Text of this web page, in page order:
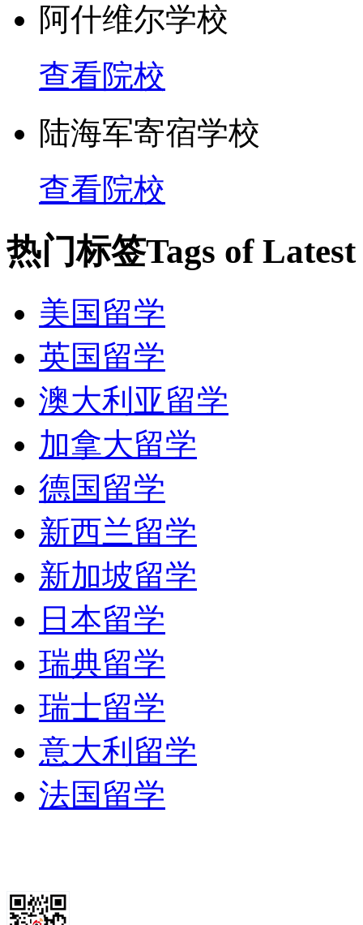
阿什维尔学校
查看院校
陆海军寄宿学校
查看院校
热门标签Tags of Latest
美国留学
英国留学
澳大利亚留学
加拿大留学
德国留学
新西兰留学
新加坡留学
日本留学
瑞典留学
瑞士留学
意大利留学
法国留学